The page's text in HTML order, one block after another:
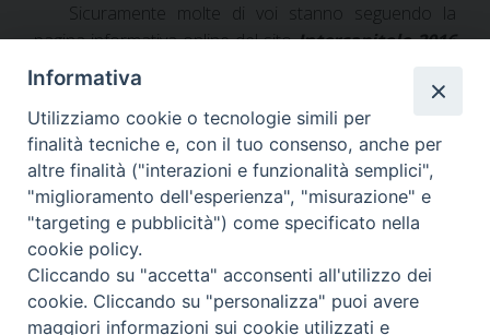
Sicuramente molte di voi stanno seguendo la
pagina informativa online del sitoIntercapitolo 2016
(in www.paoline.org
sui passi di ogni giorno e le foto dei momenti dei nostri
lavori.Continue reading»
P
o
«Older posts
Informativa
Utilizziamo cookie o tecnologie simili per
finalità tecniche e, con il tuo consenso, anche per
altre finalità ("interazioni e funzionalità semplici",
"miglioramento dell'esperienza", "misurazione" e
"targeting e pubblicità") come specificato nella
cookie policy.
Cliccando su "accetta" acconsenti all'utilizzo dei
cookie. Cliccando su "personalizza" puoi avere
maggiori informazioni sui cookie utilizzati e